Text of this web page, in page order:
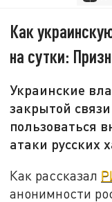
Как
на сутки:
Украинские
закрытой
пользоваться
атаки русских
Как рассказал
анонимности